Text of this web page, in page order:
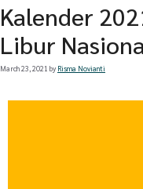
Kalender
Libur
March 23, 2021 by Risma Novianti